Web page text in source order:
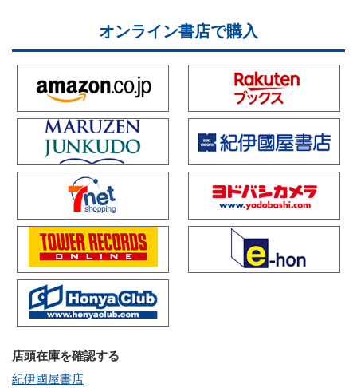
オンライン書店で購入
店頭在庫を確認する
紀伊國屋書店